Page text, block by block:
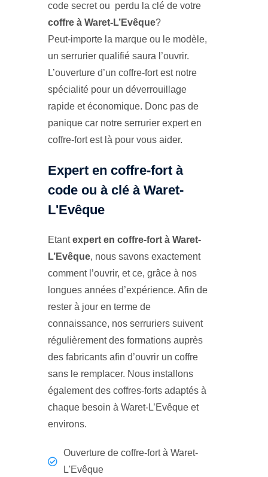
code secret ou perdu la clé de votre
coffre à Waret-L’Evêque?
Peut-importe la marque ou le modèle,
un serrurier qualifié saura l’ouvrir.
L’ouverture d’un coffre-fort est notre
spécialité pour un déverrouillage
rapide et économique. Donc pas de
panique car notre serrurier expert en
coffre-fort est là pour vous aider.
Expert en coffre-fort à
code ou à clé à Waret-
L'Evêque
Etantexpert en coffre-fort à Waret-
L’Evêque, nous savons exactement
comment l’ouvrir, et ce, grâce à nos
longues années d’expérience. Afin de
rester à jour en terme de
connaissance, nos serruriers suivent
régulièrement des formations auprès
des fabricants afin d’ouvrir un coffre
sans le remplacer. Nous installons
également des coffres-forts adaptés à
chaque besoin à Waret-L’Evêque et
environs.
Ouverture de coffre-fort à Waret-
L'Evêque